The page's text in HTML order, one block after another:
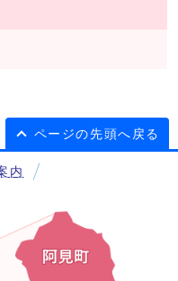
ページの先頭へ戻る
内